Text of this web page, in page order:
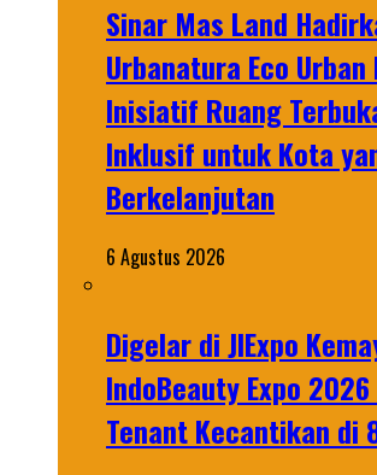
Sinar Mas Land
Urbanatura Eco Urban
Inisiatif Ruang
Inklusif untuk Kota
Berkelanjutan
6 Agustus 2026
Digelar di JIExpo
IndoBeauty Expo
Tenant Kecantikan di